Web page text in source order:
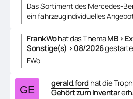
Das Sortiment des
ein fahrzeugindividuelles
FrankWohat das ThemaMB >
Sonstige(s) > 08/2026
FWo
gerald.fordhat die
Gehört zum Inventar